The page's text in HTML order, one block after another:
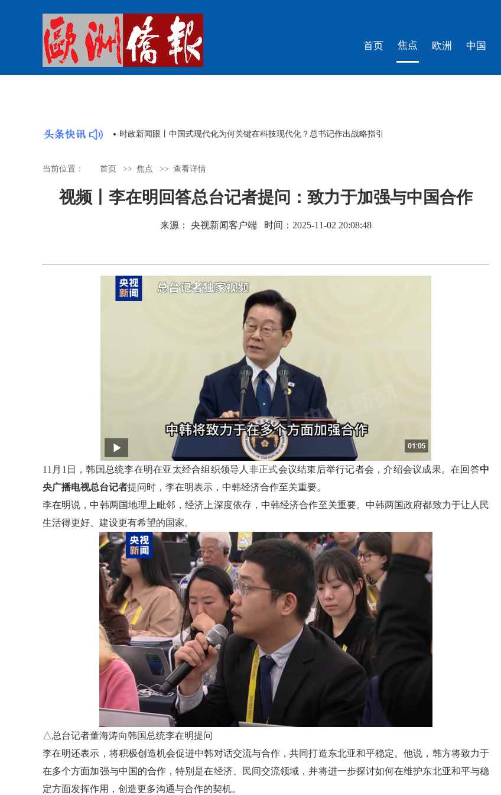
首页 焦点 欧洲 中国
从皇岗口岸的5分钟，看见“一国两制”的生命力｜羊晚政见
当前位置： 首页 >> 焦点 >> 查看详情
视频丨李在明回答总台记者提问：致力于加强与中国合作
来源： 央视新闻客户端 时间：2025-11-02 20:08:48
11月1日，韩国总统李在明在亚太经合组织领导人非正式会议结束后举行记者会，介绍会议成果。在回答中
央广播电视总台记者提问时，李在明表示，中韩经济合作至关重要。
李在明说，中韩两国地理上毗邻，经济上深度依存，中韩经济合作至关重要。中韩两国政府都致力于让人民
生活得更好、建设更有希望的国家。
△总台记者董海涛向韩国总统李在明提问
李在明还表示，将积极创造机会促进中韩对话交流与合作，共同打造东北亚和平稳定。他说，韩方将致力于
在多个方面加强与中国的合作，特别是在经济、民间交流领域，并将进一步探讨如何在维护东北亚和平与稳
定方面发挥作用，创造更多沟通与合作的契机。